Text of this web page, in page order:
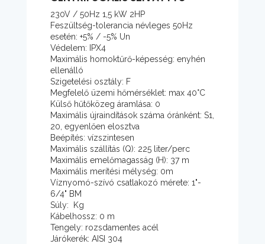
230V / 50Hz 1,5 kW 2HP
Feszültség-tolerancia névleges 50Hz
esetén: +5% / -5% Un
Védelem: IPX4
Maximális homoktűrő-képesség: enyhén
ellenálló
Szigetelési osztály: F
Megfelelő üzemi hőmérséklet: max 40°C
Külső hűtőközeg áramlása: 0
Maximális újraindítások száma óránként: S1,
20, egyenlően elosztva
Beépítés: vízszintesen
Maximális szállítás (Q): 225 liter/perc
Maximális emelőmagasság (H): 37 m
Maximális merítési mélység: 0m
Víznyomó-szívó csatlakozó mérete: 1"-
6/4" BM
Súly: Kg
Kábelhossz: 0 m
Tengely: rozsdamentes acél
Járókerék: AISI 304